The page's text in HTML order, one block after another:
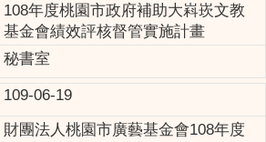
108年度桃園市政府補助大嵙崁文教
基金會績效評核督管實施計畫
秘書室
109-06-19
財團法人桃園市廣藝基金會108年度